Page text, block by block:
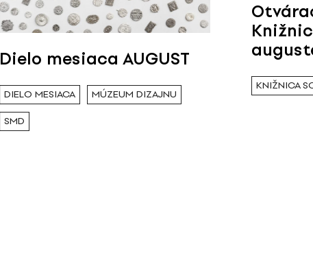
Dielo mesiaca AUGUST
DIELO MESIACA MÚZEUM DIZAJNU
SMD
KNIŽNICA